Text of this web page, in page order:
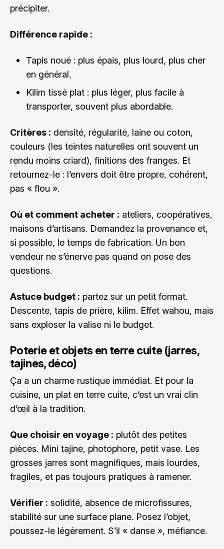
précipiter.
Différence rapide :
Tapis noué : plus épais, plus lourd, plus cher
en général.
Kilim tissé plat : plus léger, plus facile à
transporter, souvent plus abordable.
Critères : densité, régularité, laine ou coton,
couleurs (les teintes naturelles ont souvent un
rendu moins criard), finitions des franges. Et
retournez-le : l’envers doit être propre, cohérent,
pas « flou ».
Où et comment acheter : ateliers, coopératives,
maisons d’artisans. Demandez la provenance et,
si possible, le temps de fabrication. Un bon
vendeur ne s’énerve pas quand on pose des
questions.
Astuce budget : partez sur un petit format.
Descente, tapis de prière, kilim. Effet wahou, mais
sans exploser la valise ni le budget.
Poterie et objets en terre cuite (jarres,
tajines, déco)
Ça a un charme rustique immédiat. Et pour la
cuisine, un plat en terre cuite, c’est un vrai clin
d’œil à la tradition.
Que choisir en voyage : plutôt des petites
pièces. Mini tajine, photophore, petit vase. Les
grosses jarres sont magnifiques, mais lourdes,
fragiles, et pas toujours pratiques à ramener.
Vérifier : solidité, absence de microfissures,
stabilité sur une surface plane. Posez l’objet,
poussez-le légèrement. S’il « danse », méfiance.